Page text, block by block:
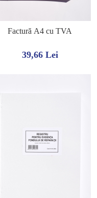
Factură A4 cu TVA
39,66 Lei